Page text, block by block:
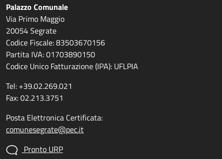
Palazzo Comunale
Via Primo Maggio
20054 Segrate
Codice Fiscale: 83503670156
Partita IVA: 01703890150
Codice Unico Fatturazione (IPA): UFLPIA
Tel: +39.02.269.021
Fax: 02.213.3751
Posta Elettronica Certificata:
comunesegrate@pec.it
Pronto URP